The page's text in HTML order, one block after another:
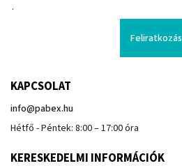
.
Feliratkozás
KAPCSOLAT
info@pabex.hu
Hétfő - Péntek: 8:00 – 17:00 óra
KERESKEDELMI INFORMÁCIÓK